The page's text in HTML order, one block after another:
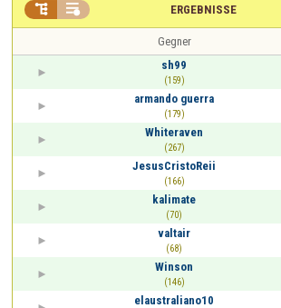
ERGEBNISSE
 
Gegner
sh99
(159)
armando guerra
(179)
Whiteraven
(267)
JesusCristoReii
(166)
kalimate
(70)
valtair
(68)
Winson
(146)
elaustraliano10